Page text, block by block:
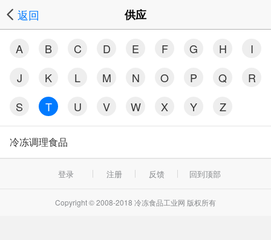
返回 供应
A B C D E F G H
I
J
K L M N O P Q
R
S
T U V W X Y Z
冷冻调理食品
登录 注册 反馈 回到顶部
Copyright © 2008-2018 冷冻食品工业网 版权所有